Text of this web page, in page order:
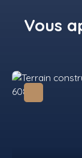
Vous